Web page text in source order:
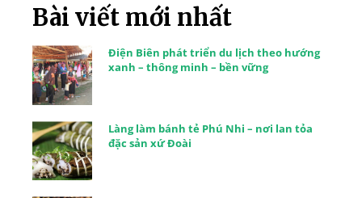
Bài viết mới nhất
Điện Biên phát triển du lịch theo hướng
xanh – thông minh – bền vững
Làng làm bánh tẻ Phú Nhi – nơi lan tỏa
đặc sản xứ Đoài